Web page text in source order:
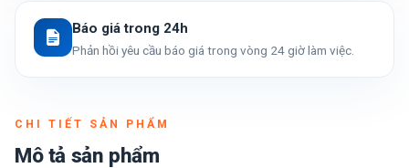
Báo giá trong 24h
Phản hồi yêu cầu báo giá trong vòng 24 giờ làm việc.
CHI TIẾT SẢN PHẨM
Mô tả sản phẩm